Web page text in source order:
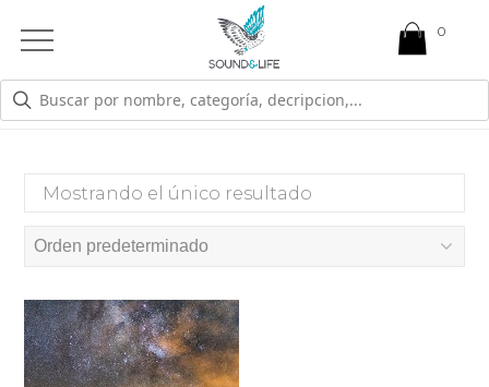
Open
Menu
VOZ INTERNA
Mostrando el único resultado
0